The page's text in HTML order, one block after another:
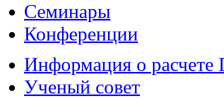
Семинары
Конференции
Информация о
Ученый совет